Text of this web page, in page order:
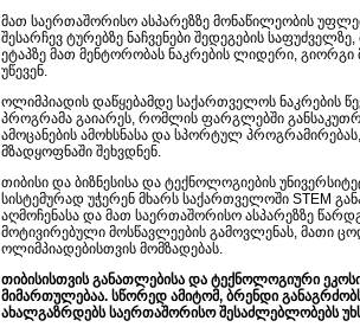
მათ საერთაშორისო ასპარეზზე მონაწილეობის
შესარჩევ ტურებზე ნაჩვენები შედეგების
ეტაპზე მათ მენტორობას ნაკრების ლიდერი,
უწევენ.
ოლიმპიადის დაწყებამდე საქართველოს ნაკრების
პროგრამა გაიარეს, რომლის ფარგლებში
ამოცანების ამოხსნასა და სპორტულ
მზადყოფნაში შეხვდნენ.
თიბისი და ბიზნესისა და ტექნოლოგიების
სისტემურად უჭერენ მხარს საქართველოში STEM
აღმოჩენასა და მათ საერთაშორისო ასპარეზზე
მოტივირებული მოსწავლეების გამოვლენას, მათი
ოლიმპიადებისთვის მომზადებას.
თიბისისთვის განათლებისა და ტექნოლოგიური
მიმართულებაა. სწორედ ამიტომ, ბრენდი
ახალგაზრდებს საერთაშორისო შესაძლებლობებს